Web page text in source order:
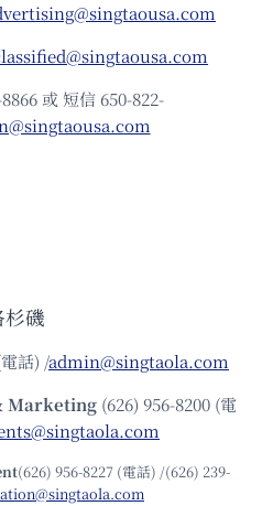
或 短信 650-822-
杉磯
話) /admin@singtaola.com
Marketing (626) 956-8200 (電
(626) 956-8227 (電話) /(626) 239-